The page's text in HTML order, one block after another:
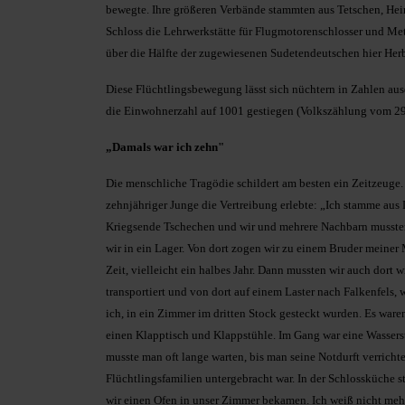
bewegte. Ihre größeren Verbände stammten aus Tetschen,
Schloss die Lehrwerkstätte für Flugmotorenschlosser und
über die Hälfte der zugewiesenen Sudetendeutschen hier
Diese Flüchtlingsbewegung lässt sich nüchtern in Zahlen
die Einwohnerzahl auf 1001 gestiegen (Volkszählung vom
„Damals war ich zehn"
Die menschliche Tragödie schildert am besten ein
zehnjähriger Junge die Vertreibung erlebte: „Ich stamme
Kriegsende Tschechen und wir und mehrere Nachbarn
wir in ein Lager. Von dort zogen wir zu einem Bruder meiner
Zeit, vielleicht ein halbes Jahr. Dann mussten wir auch dort
transportiert und von dort auf einem Laster nach Falkenfels,
ich, in ein Zimmer im dritten Stock gesteckt wurden. Es
einen Klapptisch und Klappstühle. Im Gang war eine
musste man oft lange warten, bis man seine Notdurft
Flüchtlingsfamilien untergebracht war. In der Schlossküche
wir einen Ofen in unser Zimmer bekamen. Ich weiß nicht